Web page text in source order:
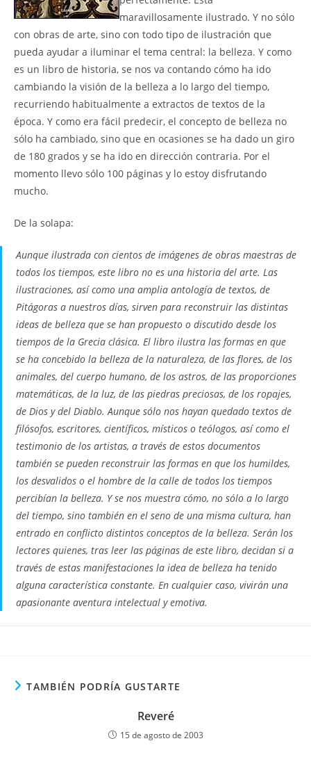
maravillosamente ilustrado. Y no sólo
con obras de arte, sino con todo tipo de ilustración que
pueda ayudar a iluminar el tema central: la belleza. Y como
es un libro de historia, se nos va contando cómo ha ido
cambiando la visión de la belleza a lo largo del tiempo,
recurriendo habitualmente a extractos de textos de la
época. Y como era fácil predecir, el concepto de belleza no
sólo ha cambiado, sino que en ocasiones se ha dado un giro
de 180 grados y se ha ido en dirección contraria. Por el
momento llevo sólo 100 páginas y lo estoy disfrutando
mucho.
De la solapa:
Aunque ilustrada con cientos de imágenes de obras maestras de
todos los tiempos, este libro no es una historia del arte. Las
ilustraciones, así como una amplia antología de textos, de
Pitágoras a nuestros días, sirven para reconstruir las distintas
ideas de belleza que se han propuesto o discutido desde los
tiempos de la Grecia clásica. El libro ilustra las formas en que
se ha concebido la belleza de la naturaleza, de las flores, de los
animales, del cuerpo humano, de los astros, de las proporciones
matemáticas, de la luz, de las piedras preciosas, de los ropajes,
de Dios y del Diablo. Aunque sólo nos hayan quedado textos de
filósofos, escritores, científicos, místicos o teólogos, así como el
testimonio de los artistas, a través de estos documentos
también se pueden reconstruir las formas en que los humildes,
los desvalidos o el hombre de la calle de todos los tiempos
percibían la belleza. Y se nos muestra cómo, no sólo a lo largo
del tiempo, sino también en el seno de una misma cultura, han
entrado en conflicto distintos conceptos de la belleza. Serán los
lectores quienes, tras leer las páginas de este libro, decidan si a
través de estas manifestaciones la idea de belleza ha tenido
alguna característica constante. En cualquier caso, vivirán una
apasionante aventura intelectual y emotiva.
TAMBIÉN PODRÍA GUSTARTE
Reveré
15 de agosto de 2003